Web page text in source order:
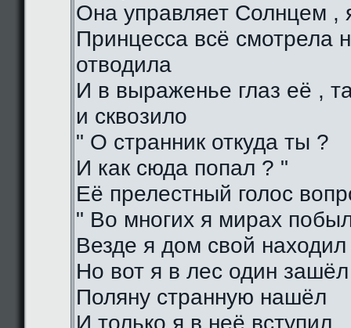
Она управляет Солнцем ,
Принцесса всё смотрела
отводила
И в выраженье глаз её ,
и сквозило
" О странник откуда ты ?
И как сюда попал ? "
Её прелестный голос
" Во многих я мирах
Везде я дом свой находил
Но вот я в лес один зашёл
Поляну странную нашёл
И только я в неё вступил